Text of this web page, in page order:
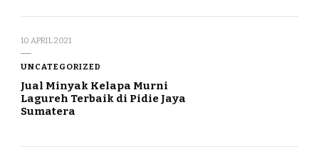
10 APRIL 2021
UNCATEGORIZED
Jual Minyak Kelapa Murni
Lagureh Terbaik di Pidie Jaya
Sumatera